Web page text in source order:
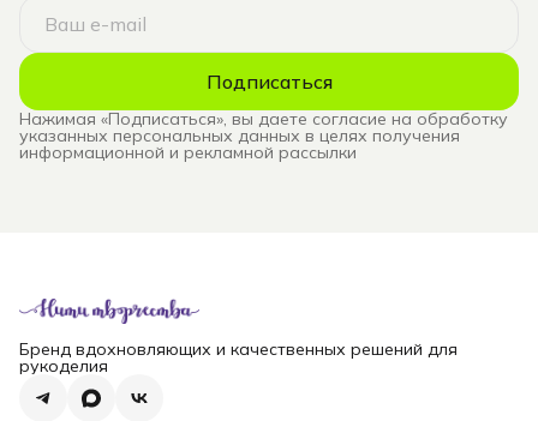
Подписаться
Нажимая «Подписаться», вы даете согласие на обработку
указанных персональных данных в целях получения
информационной и рекламной рассылки
Бренд вдохновляющих и качественных решений для
рукоделия